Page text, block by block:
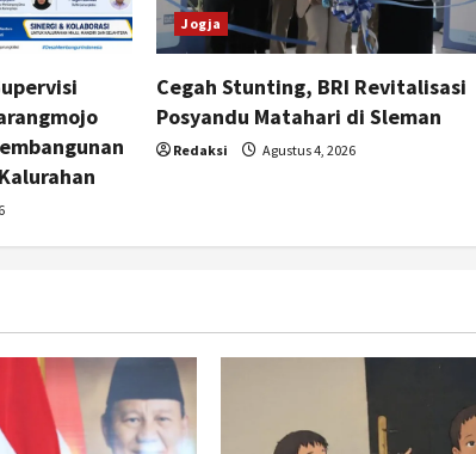
Jogja
Cegah Stunting, BRI Revitalisasi
Posyandu Matahari di Sleman
Redaksi Agustus 4, 2026